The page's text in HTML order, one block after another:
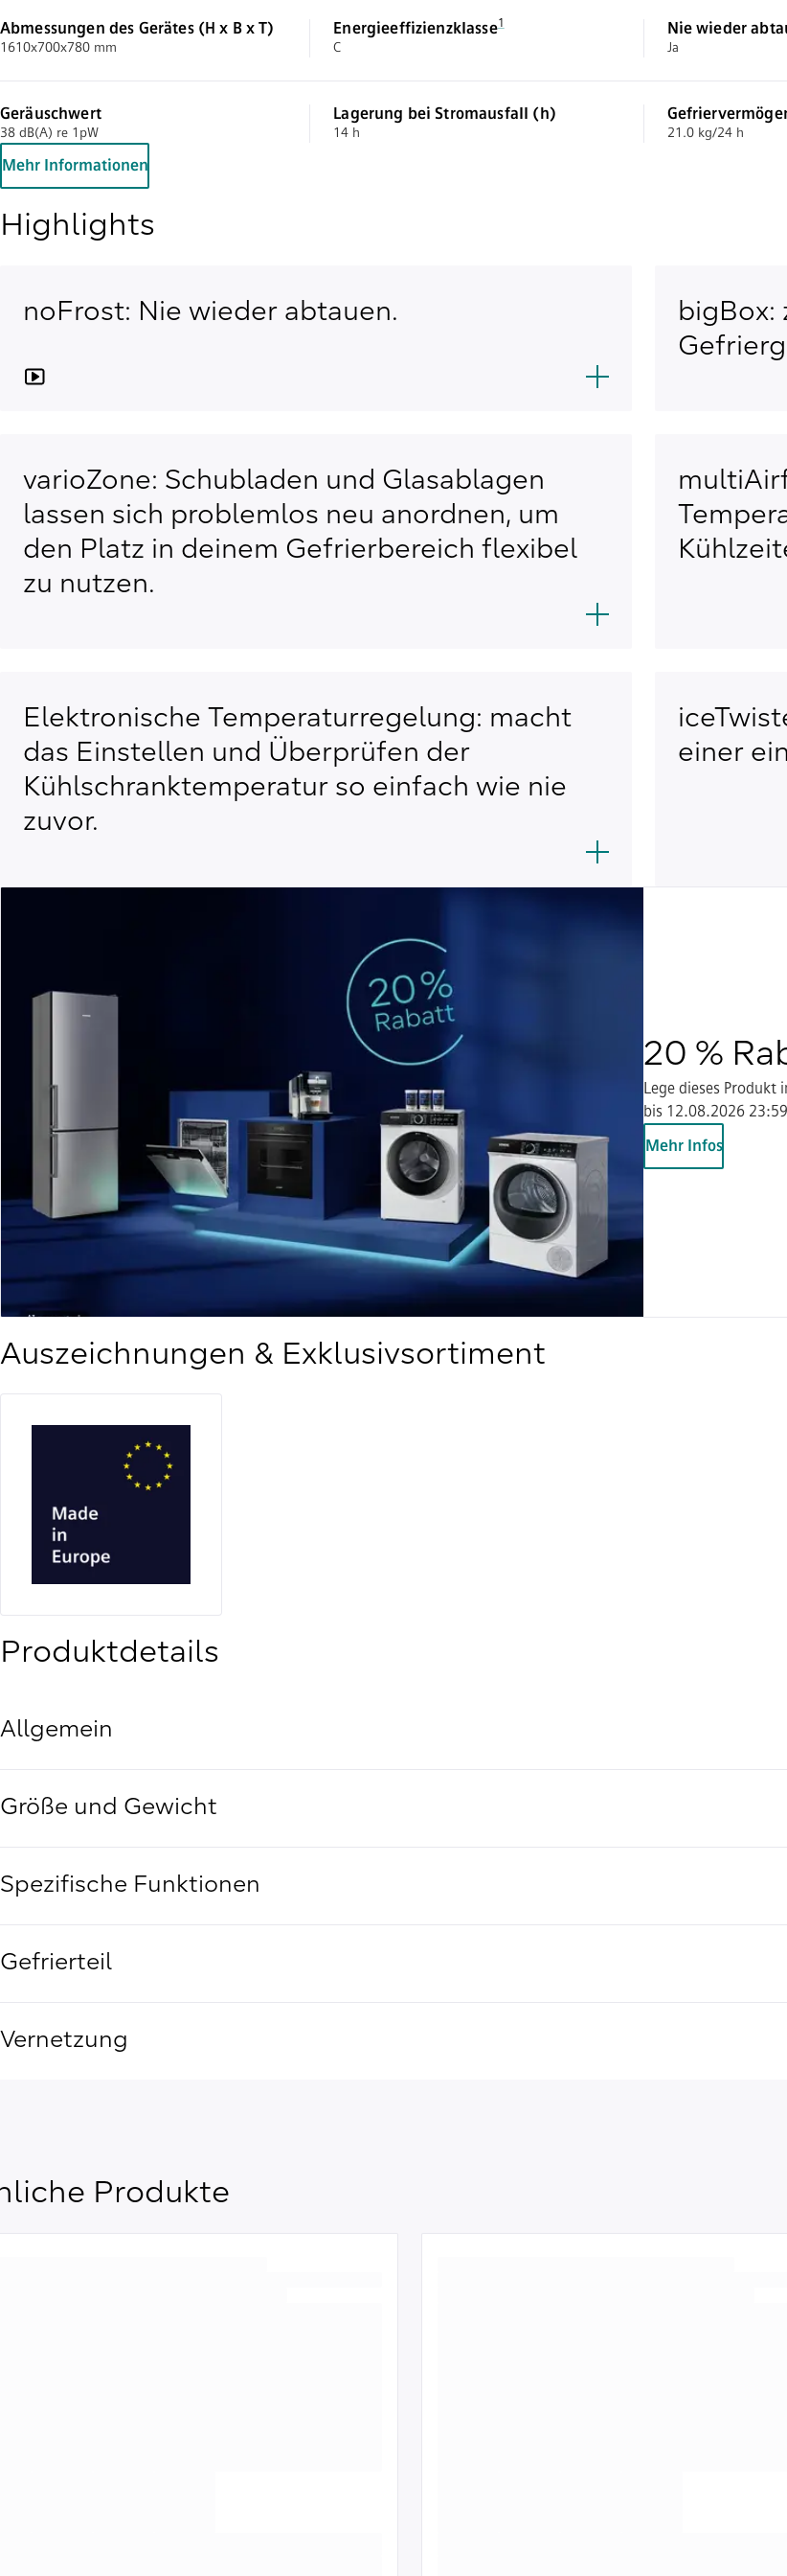
Abmessungen des Gerätes (H x B x T)
1610x700x780 mm
EnergieeffizienzklasseFußnote 1: Auf einer Energieeffizienzklassen-Skala von A
1
C
Nie wieder
Ja
Geräuschwert
38 dB(A) re 1pW
Lagerung bei Stromausfall (h)
14 h
(EU 2017/1369)
21.0 kg/24 h
Mehr Informationen
Highlights
noFrost: Nie wieder abtauen.
bigBox:
varioZone: Schubladen und Glasablagen
lassen sich problemlos neu anordnen, um
den Platz in deinem Gefrierbereich flexibel
zu nutzen.
Elektronische Temperaturregelung: macht
das Einstellen und Überprüfen der
Kühlschranktemperatur so einfach wie nie
zuvor.
einer
20 %
Lege dieses
bis 12.08.2026
Mehr Infos
Auszeichnungen & Exklusivsortiment
Produktdetails
Allgemein
Größe und Gewicht
Spezifische Funktionen
Gefrierteil
Vernetzung
Produkte